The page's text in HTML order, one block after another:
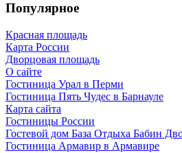
Популярное
Красная площадь
Карта России
Дворцовая площадь
О сайте
Гостиница Урал в Перми
Гостиница Пять Чудес в Барнауле
Карта сайта
Гостиницы России
Гостевой дом База Отдыха Бабин
Гостиница Армавир в Армавире